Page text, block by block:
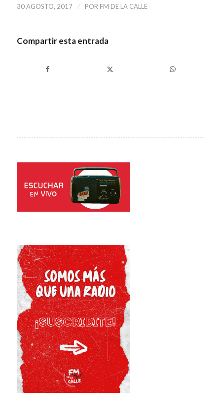
30 AGOSTO, 2017 / POR FM DE LA CALLE
Compartir esta entrada